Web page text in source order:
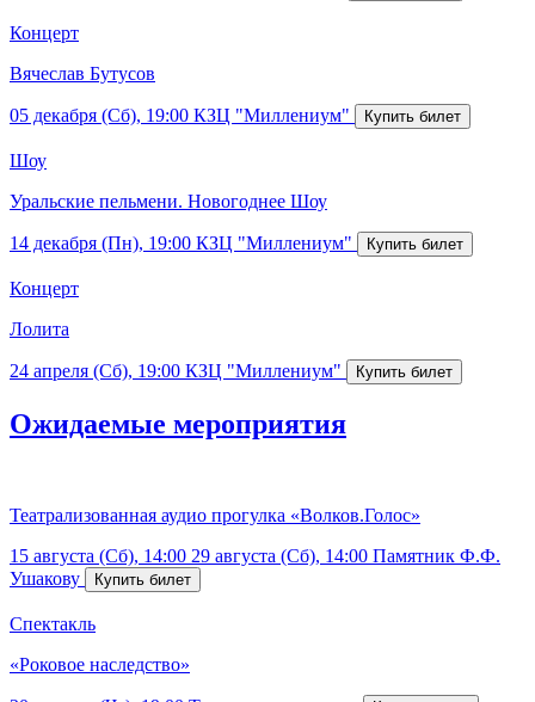
Концерт
Вячеслав Бутусов
05 декабря (Сб), 19:00 КЗЦ "Миллениум"
Шоу
Уральские пельмени. Новогоднее Шоу
14 декабря (Пн), 19:00 КЗЦ "Миллениум"
Концерт
Лолита
24 апреля (Сб), 19:00 КЗЦ "Миллениум"
Ожидаемые мероприятия
Театрализованная аудио прогулка «Волков.Голос»
15 августа (Сб), 14:00 29 августа (Сб), 14:00 Памятник Ф.Ф.
Ушакову
Спектакль
«Роковое наследство»